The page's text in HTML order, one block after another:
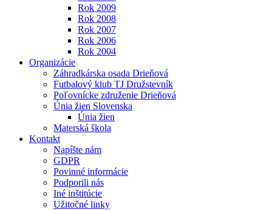
Rok 2009
Rok 2008
Rok 2007
Rok 2006
Rok 2004
Organizácie
Záhradkárska osada Drieňová
Futbalový klub TJ Družstevník
Poľovnícke združenie Drieňová
Únia žien Slovenska
Únia žien
Materská škola
Kontakt
Napíšte nám
GDPR
Povinné informácie
Podporili nás
Iné inštitúcie
Užitočné linky